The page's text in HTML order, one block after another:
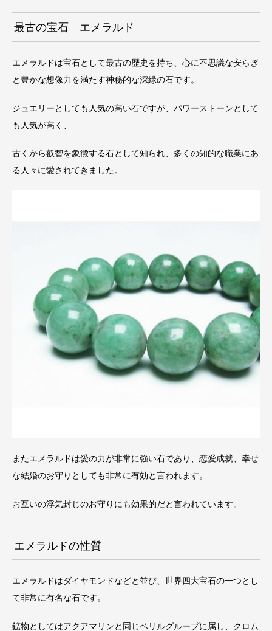
最古の宝石 エメラルド
エメラルドは宝石として最古の歴史を持ち、心に不思議な安らぎ
と豊かな想像力を満たす神秘的な深緑の石です。
ジュエリーとしても人気の高い石ですが、パワーストーンとして
も人気が高く、
古くから叡智を象徴する石として知られ、多くの知的な職業にあ
る人々に愛されてきました。
またエメラルドは愛の力が非常に強い石であり、恋愛成就、幸せ
な結婚のお守りとしても非常に有効と言われます。
お互いの浮気封じのお守りにも効果的だと言われています。
エメラルドの性質
エメラルドはダイヤモンドなどと並び、世界四大宝石の一つとし
て非常に有名な石です。
鉱物としてはアクアマリンと同じベリルグループに属し、クロム